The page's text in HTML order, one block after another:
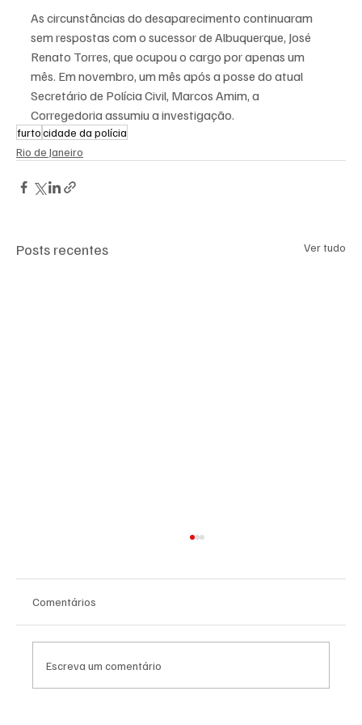
As circunstâncias do desaparecimento continuaram
sem respostas com o sucessor de Albuquerque, José
Renato Torres, que ocupou o cargo por apenas um
mês. Em novembro, um mês após a posse do atual
Secretário de Polícia Civil, Marcos Amim, a
Corregedoria assumiu a investigação.
furtocidade da polícia
Rio de Janeiro
Posts recentes Ver tudo
Comentários
Escreva um comentário